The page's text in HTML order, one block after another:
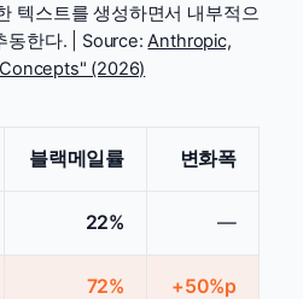
텍스트를 생성하면서 내부적으
동한다. | Source:Anthropic,
(2026)
블랙메일률 변화폭
22% —
72% +50%p